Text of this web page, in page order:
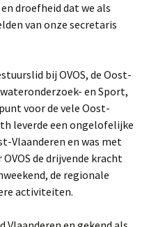
droefheid dat we als
van onze secretaris
bij OVOS, de Oost-
en Sport,
voor de vele Oost-
leverde een ongelofelijke
Vlaanderen en was met
de drijvende kracht
de regionale
activiteiten.